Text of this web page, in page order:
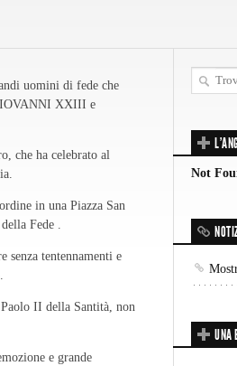
uomini di fede che
XXIII e
che ha celebrato al
in una Piazza San
Fede .
senza tentennamenti e
II della Santità, non
e grande
Not
UNA